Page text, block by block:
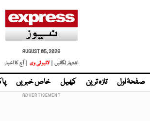
AUGUST 05, 2026
اشتہار لگائیں |
لائیو ٹی وی | آج کا اخبار
صفحۂ اول تازہ ترین کھیل خاص خبریں